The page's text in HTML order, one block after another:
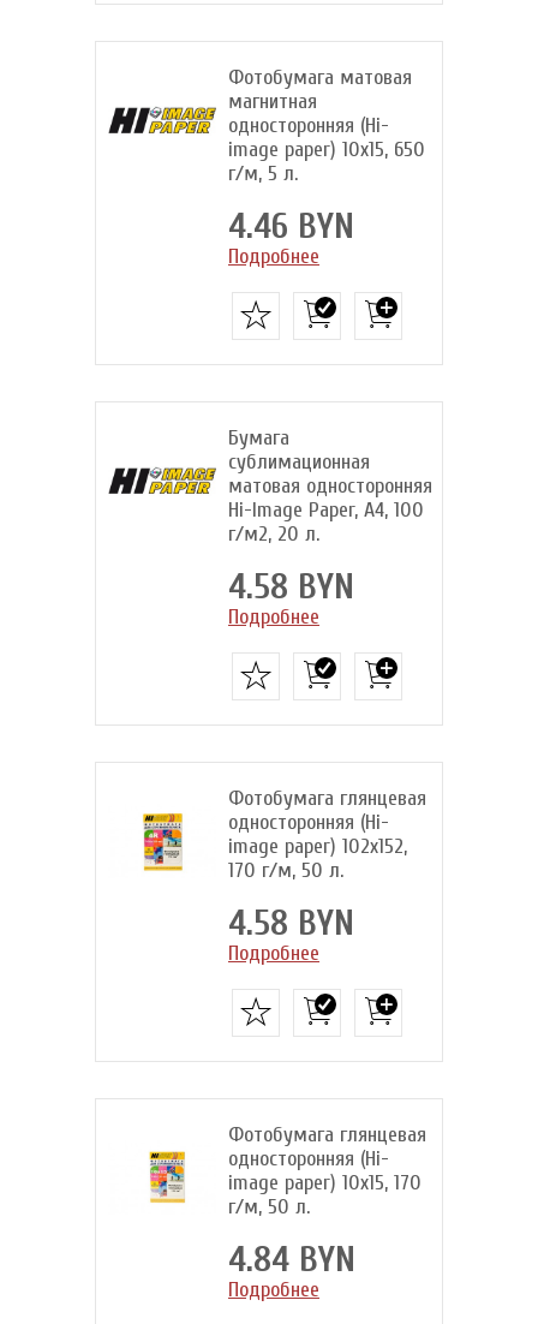
Фотобумага матовая
магнитная
односторонняя (Hi-
image paper) 10x15, 650
г/м, 5 л.
4.46 BYN
Подробнее
Бумага
сублимационная
матовая односторонняя
Hi-Image Paper, A4, 100
г/м2, 20 л.
4.58 BYN
Подробнее
Фотобумага глянцевая
односторонняя (Hi-
image paper) 102х152,
170 г/м, 50 л.
4.58 BYN
Подробнее
Фотобумага глянцевая
односторонняя (Hi-
image paper) 10x15, 170
г/м, 50 л.
4.84 BYN
Подробнее